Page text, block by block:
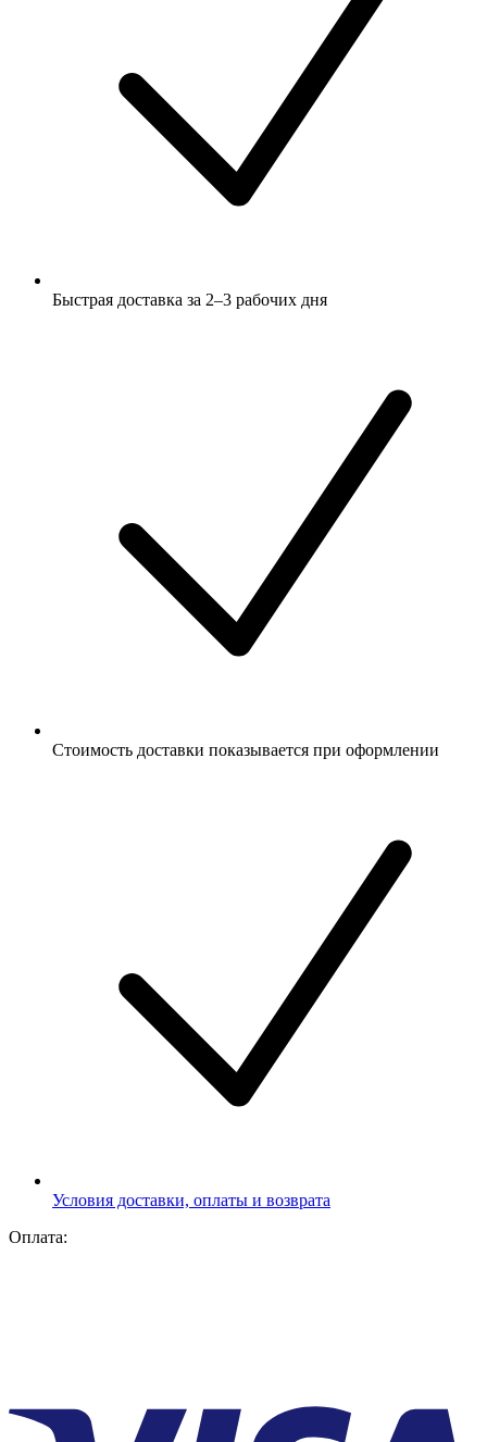
Быстрая доставка за 2–3 рабочих дня
Стоимость доставки показывается при оформлении
Условия доставки, оплаты и возврата
Оплата: